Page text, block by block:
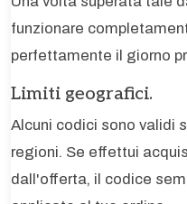
funzionare
perfettamente il giorno
Limiti geografici.
Alcuni codici sono validi
regioni. Se effettui
dall'offerta, il codice